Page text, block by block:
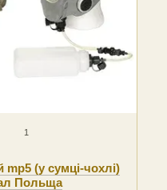
1
mp5 (у сумці-чохлі)
Польща